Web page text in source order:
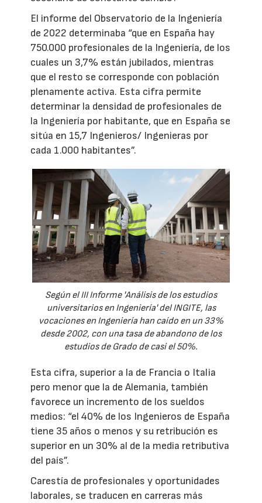
El informe del Observatorio de la Ingeniería
de 2022 determinaba “que en España hay
750.000 profesionales de la Ingeniería, de los
cuales un 3,7% están jubilados, mientras
que el resto se corresponde con población
plenamente activa. Esta cifra permite
determinar la densidad de profesionales de
la Ingeniería por habitante, que en España se
sitúa en 15,7 Ingenieros/ Ingenieras por
cada 1.000 habitantes”.
Según el III Informe 'Análisis de los estudios
universitarios en Ingeniería' del INGITE, las
vocaciones en Ingeniería han caído en un 33%
desde 2002, con una tasa de abandono de los
estudios de Grado de casi el 50%.
Esta cifra, superior a la de Francia o Italia
pero menor que la de Alemania, también
favorece un incremento de los sueldos
medios: “el 40% de los Ingenieros de España
tiene 35 años o menos y su retribución es
superior en un 30% al de la media retributiva
del país”.
Carestía de profesionales y oportunidades
laborales, se traducen en carreras más